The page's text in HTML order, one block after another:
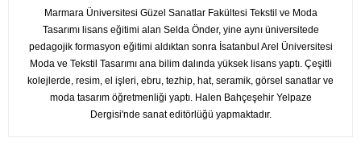
Marmara Üniversitesi Güzel Sanatlar Fakültesi Tekstil ve Moda
Tasarımı lisans eğitimi alan Selda Önder, yine aynı üniversitede
pedagojik formasyon eğitimi aldıktan sonra İsatanbul Arel Üniversitesi
Moda ve Tekstil Tasarımı ana bilim dalında yüksek lisans yaptı. Çeşitli
kolejlerde, resim, el işleri, ebru, tezhip, hat, seramik, görsel sanatlar ve
moda tasarım öğretmenliği yaptı. Halen Bahçeşehir Yelpaze
Dergisi'nde sanat editörlüğü yapmaktadır.